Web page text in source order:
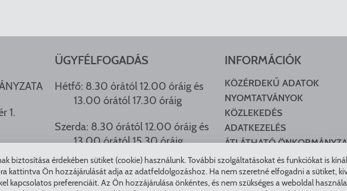
1.
ÜGYFÉLFOGADÁS
Hétfő: 8.30 órától 12.00 óráig és
13.00 órától 17.30 óráig
Szerda: 8.30 órától 12.00 óráig és
13.00 órától 15.30 óráig
PÉCEL.HU ARCHÍVUM
INFORMÁCIÓK
KÖZÉRDEKŰ ADATOK
NYOMTATVÁNYOK
KÖZLEKEDÉS
ADATKEZELÉS
ÁTLÁTHATÓ
COOKIE BEÁLLÍTÁSOK
biztosítása érdekében sütiket (cookie) használunk. További szolgáltatásokat és funkciókat is
kattintva Ön hozzájárulását adja az adatfeldolgozáshoz. Ha nem szeretné elfogadni a sütiket,
kapcsolatos preferenciáit. Az Ön hozzájárulása önkéntes, és nem szükséges a weboldal